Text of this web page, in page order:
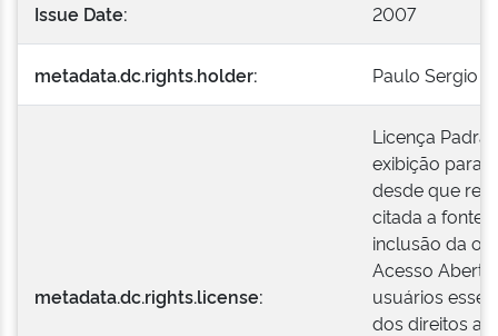
Issue Date: 2007
metadata.dc.rights.holder: Paulo Sergio
metadata.dc.rights.license:
Licença
exibição para
desde que
citada a fonte
inclusão da
Acesso
usuários
dos direitos